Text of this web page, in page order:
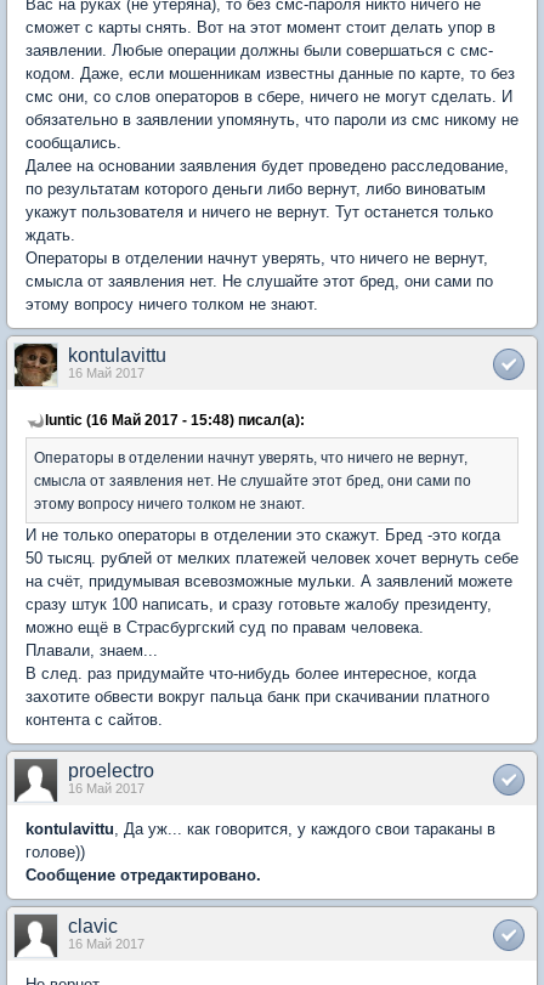
Вас на руках (не утеряна), то без смс-пароля никто ничего не
сможет с карты снять. Вот на этот момент стоит делать упор в
заявлении. Любые операции должны были совершаться с смс-
кодом. Даже, если мошенникам известны данные по карте, то без
смс они, со слов операторов в сбере, ничего не могут сделать. И
обязательно в заявлении упомянуть, что пароли из смс никому не
сообщались.
Далее на основании заявления будет проведено расследование,
по результатам которого деньги либо вернут, либо виноватым
укажут пользователя и ничего не вернут. Тут останется только
ждать.
Операторы в отделении начнут уверять, что ничего не вернут,
смысла от заявления нет. Не слушайте этот бред, они сами по
этому вопросу ничего толком не знают.
kontulavittu
16 Май 2017
luntic (16 Май 2017 - 15:48) писал(а):
Операторы в отделении начнут уверять, что ничего не вернут,
смысла от заявления нет. Не слушайте этот бред, они сами по
этому вопросу ничего толком не знают.
И не только операторы в отделении это скажут. Бред -это когда
50 тысяц. рублей от мелких платежей человек хочет вернуть себе
на счёт, придумывая всевозможные мульки. А заявлений можете
сразу штук 100 написать, и сразу готовьте жалобу президенту,
можно ещё в Страсбургский суд по правам человека.
Плавали, знаем...
В след. раз придумайте что-нибудь более интересное, когда
захотите обвести вокруг пальца банк при скачивании платного
контента с сайтов.
proelectro
16 Май 2017
kontulavittu, Да уж... как говорится, у каждого свои тараканы в
голове))
Сообщение отредактировано.
clavic
16 Май 2017